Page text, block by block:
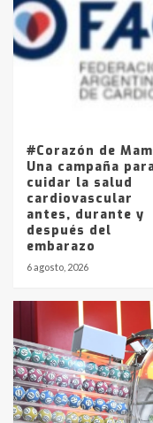
4
joven
Los
La
entre
#Corazón de
Una campaña
cuidar la salud
cardiovascular
antes, durante y
después del
embarazo
6 agosto, 2026